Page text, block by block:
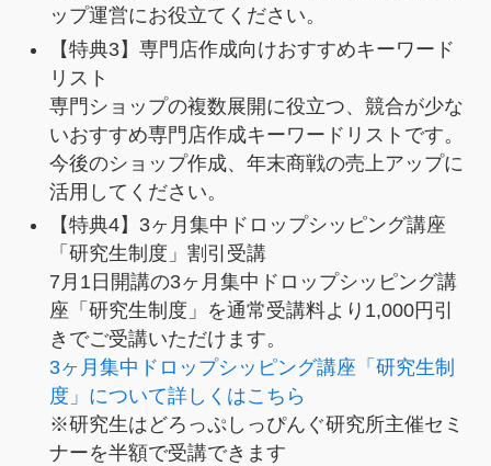
ップ運営にお役立てください。
【特典3】専門店作成向けおすすめキーワード
リスト
専門ショップの複数展開に役立つ、競合が少な
いおすすめ専門店作成キーワードリストです。
今後のショップ作成、年末商戦の売上アップに
活用してください。
【特典4】3ヶ月集中ドロップシッピング講座
「研究生制度」割引受講
7月1日開講の3ヶ月集中ドロップシッピング講
座「研究生制度」を通常受講料より1,000円引
きでご受講いただけます。
3ヶ月集中ドロップシッピング講座「研究生制
度」について詳しくはこちら
※研究生はどろっぷしっぴんぐ研究所主催セミ
ナーを半額で受講できます